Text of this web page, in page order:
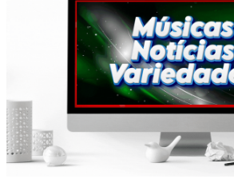
BOAS NOTÍCIAS...VIRAM MANCHETE!
ISTO É FATO!
Todos
BLOGS & COLUNAS
CEARÁ BRASIL NOTÍCIAS
NOTÍCIAS GERAIS